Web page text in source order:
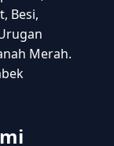
Besi,
Merah.